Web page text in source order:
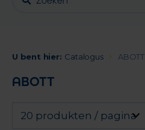
U bent hier: Catalogus ABOTT
ABOTT
20 produkten / pagina